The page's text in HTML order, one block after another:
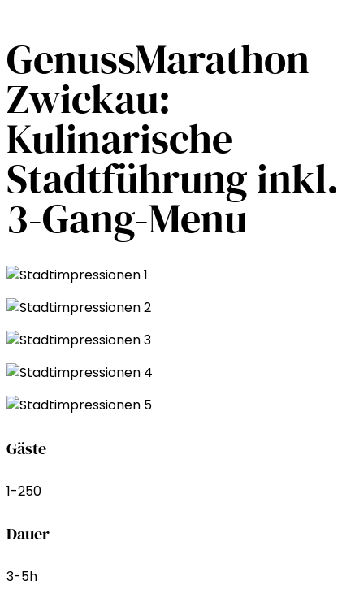
GenussMarathon
Zwickau:
Kulinarische
Stadtführung inkl.
3-Gang-Menu
Gäste
1-250
Dauer
3-5h